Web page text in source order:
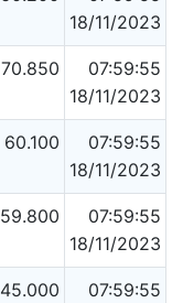
18/11/2023
70.850
07:59:55
18/11/2023
60.100
07:59:55
18/11/2023
59.800
07:59:55
18/11/2023
45.000
07:59:55